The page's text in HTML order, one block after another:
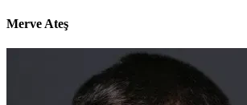
Merve Ateş